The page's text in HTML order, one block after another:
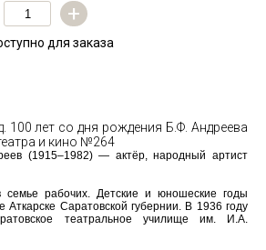
+
для заказа
100 лет со дня рождения Б.Ф. Андреева
и кино №264
(1915–1982) — актёр, народный артист
семье рабочих. Детские и юношеские годы
Аткарске Саратовской губернии. В 1936 году
театральное училище им. И.А.